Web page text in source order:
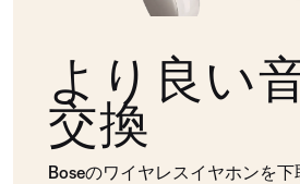
より良い
交換
Boseのワイヤレスイヤホンを